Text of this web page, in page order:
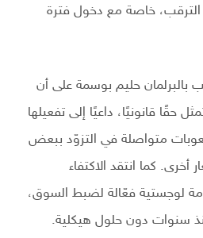
الترقب، خاصة مع دخول فترة
بالبرلمان حليم بوسمة على أن
حقًا قانونيًا، داعيًا إلى تفعيلها
متواصلة في التزوّد ببعض
أخرى. كما انتقد الاكتفاء
لوجستية فعّالة لضبط السوق،
سنوات دون حلول هيكلية.